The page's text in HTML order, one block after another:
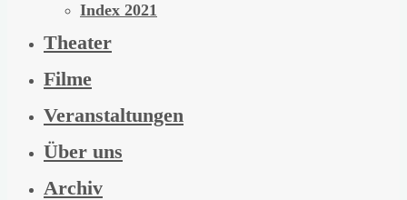
Index 2021
Theater
Filme
Veranstaltungen
Über uns
Archiv